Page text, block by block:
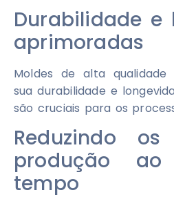
Durabilidade e
aprimoradas
Moldes de alta
sua durabilidade e
são cruciais para os
Reduzindo
produção
tempo